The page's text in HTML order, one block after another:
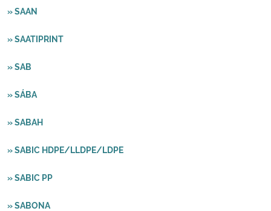
» SAAN
» SAATIPRINT
» SAB
» SÁBA
» SABAH
» SABIC HDPE/LLDPE/LDPE
» SABIC PP
» SABONA